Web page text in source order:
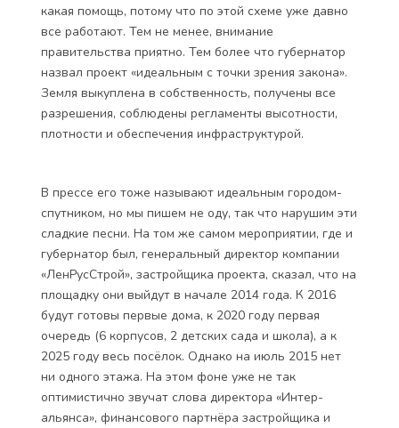
какая помощь, потому что по этой схеме уже давно
все работают. Тем не менее, внимание
правительства приятно. Тем более что губернатор
назвал проект «идеальным с точки зрения закона».
Земля выкуплена в собственность, получены все
разрешения, соблюдены регламенты высотности,
плотности и обеспечения инфраструктурой.
В прессе его тоже называют идеальным городом-
спутником, но мы пишем не оду, так что нарушим эти
сладкие песни. На том же самом мероприятии, где и
губернатор был, генеральный директор компании
«ЛенРусСтрой», застройщика проекта, сказал, что на
площадку они выйдут в начале 2014 года. К 2016
будут готовы первые дома, к 2020 году первая
очередь (6 корпусов, 2 детских сада и школа), а к
2025 году весь посёлок. Однако на июль 2015 нет
ни одного этажа. На этом фоне уже не так
оптимистично звучат слова директора «Интер-
альянса», финансового партнёра застройщика и